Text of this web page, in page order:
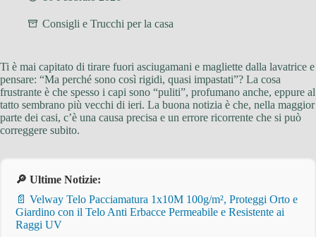
Consigli e Trucchi per la casa
Ti è mai capitato di tirare fuori asciugamani e magliette dalla lavatrice e
pensare: “Ma perché sono così rigidi, quasi impastati”? La cosa
frustrante è che spesso i capi sono “puliti”, profumano anche, eppure al
tatto sembrano più vecchi di ieri. La buona notizia è che, nella maggior
parte dei casi, c’è una causa precisa e un errore ricorrente che si può
correggere subito.
🔎 Ultime Notizie:
📄 Velway Telo Pacciamatura 1x10M 100g/m², Proteggi Orto e
Giardino con il Telo Anti Erbacce Permeabile e Resistente ai
Raggi UV